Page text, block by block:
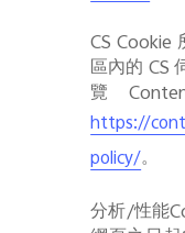
CS Cookie
區內的 CS
覽
https://
policy/。
分析/性能